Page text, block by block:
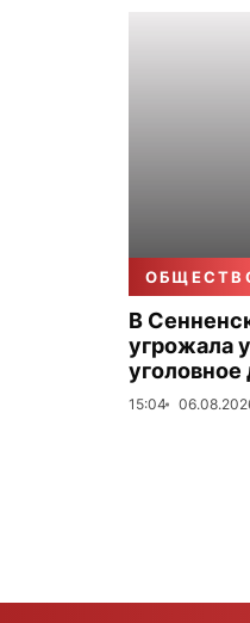
В
угрожала
уголовное
15:04